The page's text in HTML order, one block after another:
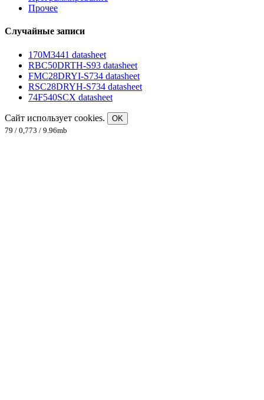
Прочее
Случайные записи
170M3441 datasheet
RBC50DRTH-S93 datasheet
FMC28DRYI-S734 datasheet
RSC28DRYH-S734 datasheet
74F540SCX datasheet
Сайт использует cookies.
OK
79 / 0,773 / 9.96mb